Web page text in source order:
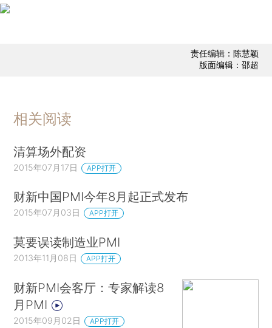
责任编辑：陈慧颖
版面编辑：邵超
相关阅读
清算场外配资
2015年07月17日 APP打开
财新中国PMI今年8月起正式发布
2015年07月03日 APP打开
莫要误读制造业PMI
2013年11月08日 APP打开
财新PMI会客厅：专家解读8
月PMI
2015年09月02日 APP打开